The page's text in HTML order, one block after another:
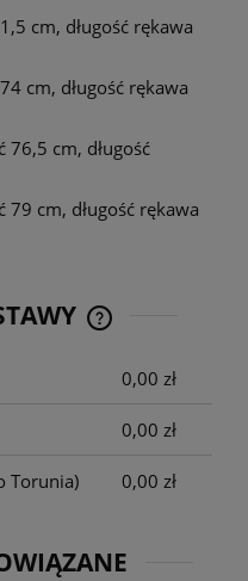
cm, długość rękawa
cm, długość rękawa
76,5 cm, długość
79 cm, długość rękawa
CENA NIE
0,00 zł
0,00 zł
Torunia) 0,00 zł